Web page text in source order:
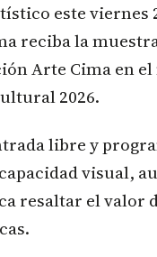
este viernes
reciba la
Arte Cima en
2026.
libre y
visual,
resaltar el